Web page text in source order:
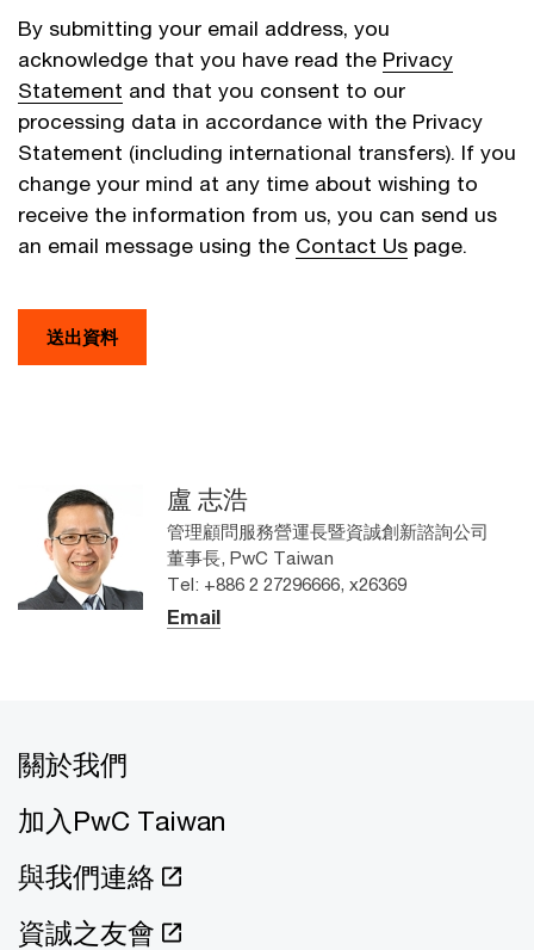
By submitting your email address, you
acknowledge that you have read the Privacy
Statement and that you consent to our
processing data in accordance with the Privacy
Statement (including international transfers). If you
change your mind at any time about wishing to
receive the information from us, you can send us
an email message using the Contact Us page.
送出資料
盧 志浩
管理顧問服務營運長暨資誠創新諮詢公司
董事長, PwC Taiwan
Tel: +886 2 27296666, x26369
Email
關於我們
加入PwC Taiwan
與我們連絡
資誠之友會